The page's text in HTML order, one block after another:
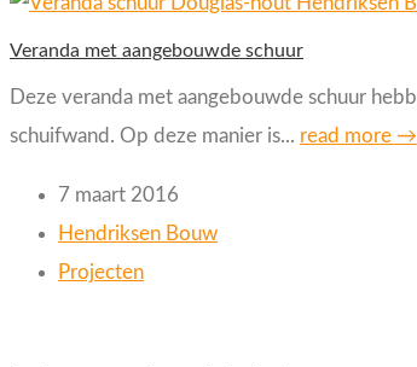
Veranda met aangebouwde schuur
Deze veranda met aangebouwde schuur
schuifwand. Op deze manier is... read more →
7 maart 2016
Hendriksen Bouw
Projecten